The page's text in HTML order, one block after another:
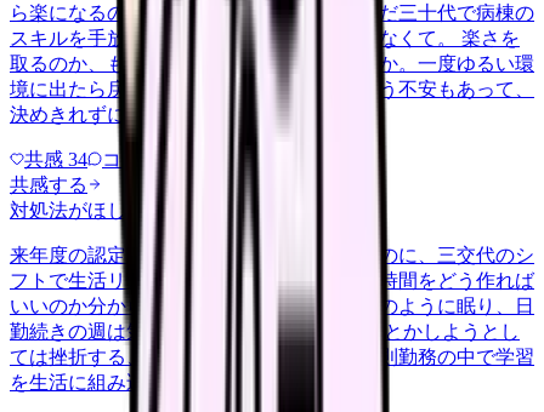
ら楽になるのは分かっています。ただ、まだ三十代で病棟の
スキルを手放すのが惜しい気持ちも、消えなくて。 楽さを
取るのか、もう少し急性期で力をつけるのか。一度ゆるい環
境に出たら戻れなくなるんじゃないかという不安もあって、
決めきれずにいます。考えの整…
共感 34 コメント
共感する
対処法がほしい
career-growth
来年度の認定試験に向けて勉強を始めたいのに、三交代のシ
フトで生活リズムが一定せず、机に向かう時間をどう作れば
いいのか分からずにいます。夜勤明けは泥のように眠り、日
勤続きの週は気力が残らない。 気合いで何とかしようとし
ては挫折する、を繰り返しています。不規則勤務の中で学習
を生活に組み込めている方が、…